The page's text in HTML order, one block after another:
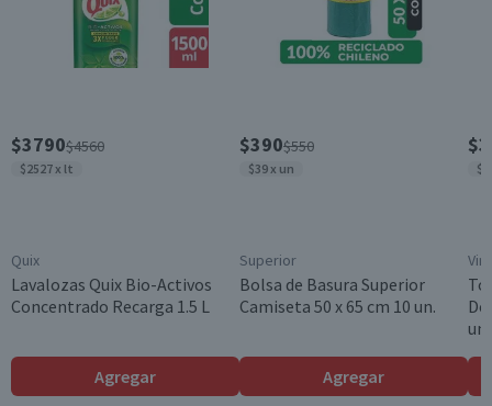
$3790$4560
$2527 x lt
Quix
Lavalozas Quix Bio-Activos
Concentrado Recarga 1.5 L
Agregar
$390$550
$39 x un
Superior
Bolsa de Basura Superior
Camiseta 50 x 65 cm 10 un.
Agregar
un.